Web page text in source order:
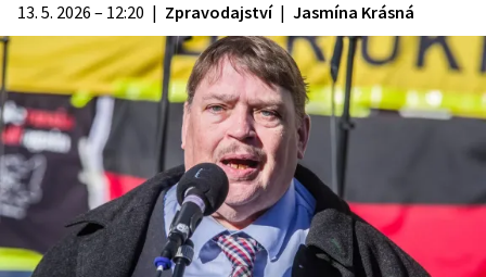
13. 5. 2026 – 12:20 | Zpravodajství | Jasmína Krásná